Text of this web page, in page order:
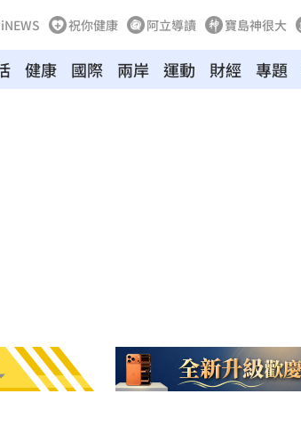
iNEWS 祝你健康 阿立導讀 寶島神很大
健康 國際 兩岸 運動 財經 專題